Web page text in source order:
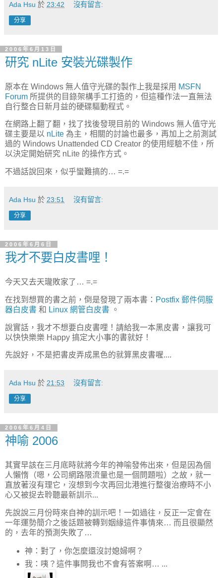
Ada Hsu 於 23:42 沒有留言:
分享
2006年6月13日
研究 nLite 安裝光碟製作
原本在 Windows 無人值守光碟的製作上我是採用 MSFN
Forum 所提供的目錄架構手工打造的，但這種作法一直無法
自行整合日新月益的硬碟驅動程式。
在網路上翻了翻，找了找後發現目前的 Windows 無人值守光
碟主要是以 nLite 為主，相關的討論也最多，再加上之前測試
過的 Windows Unattended CD Creator 的使用經驗不佳，所
以決定開始研究 nLite 的操作方式。
不過話說回來，似乎蠻難搞的… =.=
Ada Hsu 於 23:51 沒有留言:
分享
2006年6月6日
我才不要白皮書哩！
今天又去天瓏敗家了… =.=
在找到想買的書之前，倒是發現了兩本書： Postfix 郵件伺服
器白皮書 和 Linux 網管白皮書 。
說實話，我才不想要白皮書哩！請給我一本黑皮書，讓我可
以快快樂樂 Happy 搞定大小事的書就好！
先說好，不是把書皮弄成黑色的就算黑皮書喔....
Ada Hsu 於 21:53 沒有留言:
分享
2006年6月4日
神喻 2006
其實早該在三月底時就將今年的神喻發佈出來，但是因為個
人懶惰（嗯，公司網路限流量也是一個問題啦）之故，就一
直放著沒有理它，沒想到今次再回北港進行整復治療時不小
心又被捉去聆聽最新訓示...
先說說三月份時來自神的訓示吧！一如過往，反正一定會在
一年運勢簡介之後話題被轉到姻緣這件事情來… 而且很顯然
的，去年的預測失敗了…
神：對了，你怎麼還沒討媳婦啊？
我：咦？這件事問我也不會有答案啊… ...